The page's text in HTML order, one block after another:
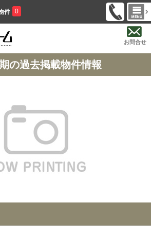
件 0
お問合せ
の過去掲載物件情報